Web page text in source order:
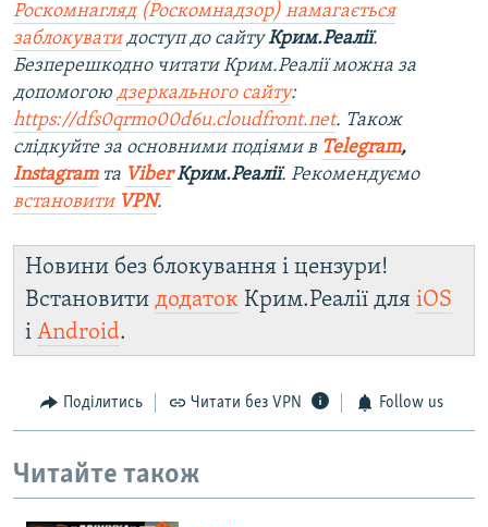
Роскомнагляд (Роскомнадзор) намагається
заблокуватидоступ до сайтуКрим.Реалії.
Безперешкодно читати Крим.Реалії можна за
допомогою дзеркального сайту:
https://dfs0qrmo00d6u.cloudfront.net. Також
слідкуйте за основними подіями в Telegram,
Instagramта ViberКрим.Реалії. Рекомендуємо
встановити VPN.
Новини без блокування і цензури!
Встановити додаток Крим.Реалії для iOS
і Android.
Поділитись Читати без VPN Follow us
Читайте також